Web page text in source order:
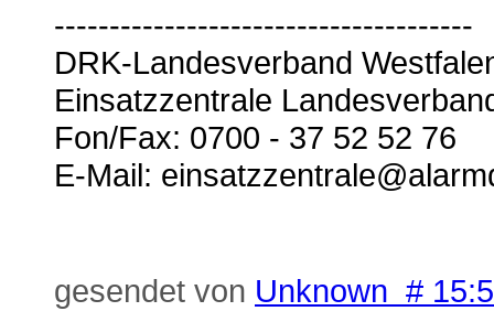
--------------------------------------
DRK-Landesverband
Einsatzzentrale
Fon/Fax: 0700 - 37 52 52 76
E-Mail:
gesendet von Unknown #